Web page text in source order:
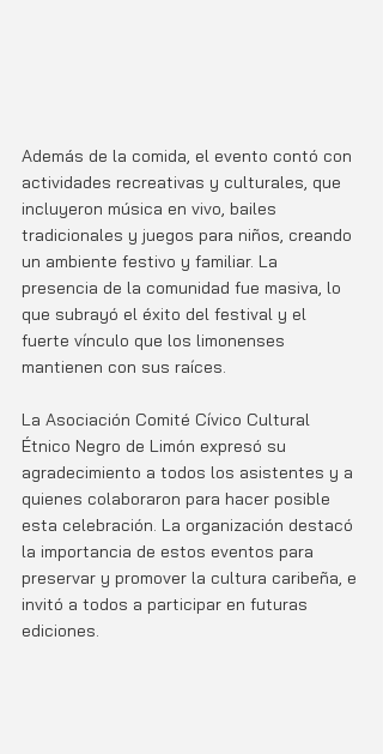
Además de la comida, el evento contó con
actividades recreativas y culturales, que
incluyeron música en vivo, bailes
tradicionales y juegos para niños, creando
un ambiente festivo y familiar. La
presencia de la comunidad fue masiva, lo
que subrayó el éxito del festival y el
fuerte vínculo que los limonenses
mantienen con sus raíces.
La Asociación Comité Cívico Cultural
Étnico Negro de Limón expresó su
agradecimiento a todos los asistentes y a
quienes colaboraron para hacer posible
esta celebración. La organización destacó
la importancia de estos eventos para
preservar y promover la cultura caribeña, e
invitó a todos a participar en futuras
ediciones.